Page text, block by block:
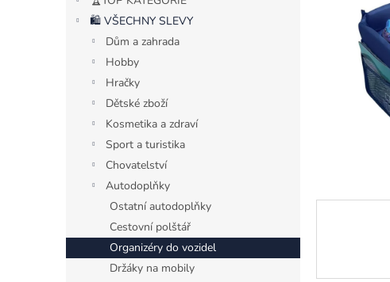
🛍️ VŠECHNY SLEVY
Dům a zahrada
Hobby
Hračky
Dětské zboží
Kosmetika a zdraví
Sport a turistika
Chovatelství
Autodoplňky
Ostatní autodoplňky
Cestovní polštář
Organizéry do vozidel
Držáky na mobily